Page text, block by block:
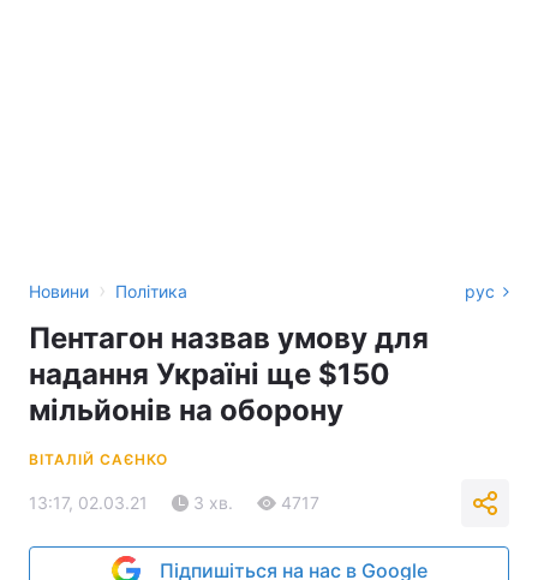
Новини › Політика рус
Пентагон назвав умову для
надання Україні ще $150
мільйонів на оборону
ВІТАЛІЙ САЄНКО
13:17, 02.03.21 3 хв. 4717
Підпишіться на нас в Google